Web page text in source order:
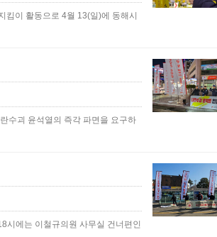
이 활동으로 4월 13(일)에 동해시
수괴 윤석열의 즉각 파면을 요구하
시에는 이철규의원 사무실 건너편인